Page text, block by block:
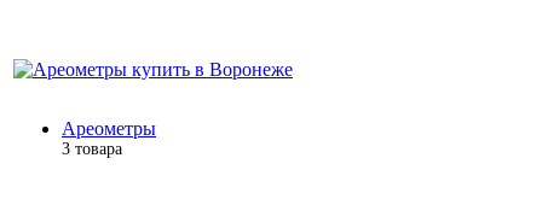
Ареометры
3 товара